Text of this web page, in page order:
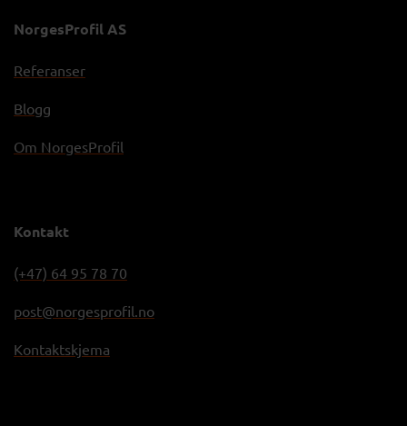
NorgesProfil AS
Referanser
Blogg
Om NorgesProfil
Kontakt
(+47) 64 95 78 70
post@norgesprofil.no
Kontaktskjema